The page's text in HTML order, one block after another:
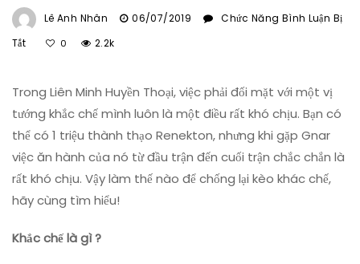
Lê Anh Nhân 06/07/2019
Chức Năng Bình Luận Bị
Tắt
Làm
Thế
Nào
Gặp
Kèo
Khắc
Trong
0 2.2k
Trong Liên Minh Huyền Thoại, việc phải đối mặt với một vị
tướng khắc chế mình luôn là một điều rất khó chịu. Bạn có
thể có 1 triệu thành thạo Renekton, nhưng khi gặp Gnar
việc ăn hành của nó từ đầu trận đến cuối trận chắc chắn là
rất khó chịu. Vậy làm thế nào để chống lại kèo khác chế,
hãy cùng tìm hiểu!
Khắc chế là gì ?